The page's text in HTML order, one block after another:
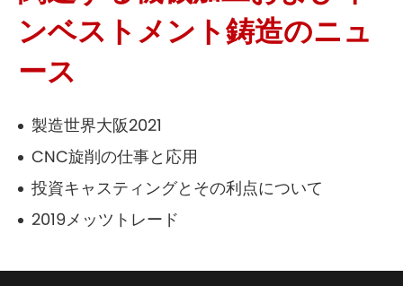
ンベストメント鋳造のニュ
ース
製造世界大阪2021
CNC旋削の仕事と応用
投資キャスティングとその利点について
2019メッツトレード